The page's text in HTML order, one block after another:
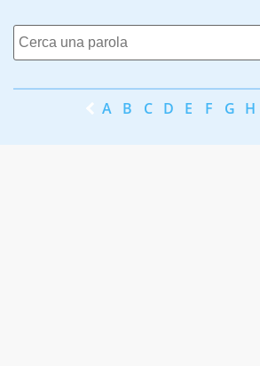
A B C D E F G H